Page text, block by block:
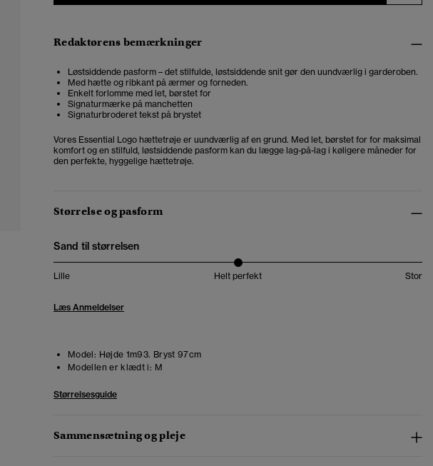
Redaktørens bemærkninger
Løstsiddende pasform – det stilfulde, løstsiddende snit gør den uundværlig i garderoben.
Med hætte og ribkant på ærmer og forneden.
Enkelt forlomme med let, børstet for
Signaturmærke på manchetten
Signaturbroderet tekst på brystet
Vores Essential Logo hættetrøje er uundværlig af en grund. Med let, børstet for for maksimal
komfort og en stilfuld, løstsiddende pasform kan du lægge lag-på-lag i køligere måneder for
den perfekte, hyggelige hættetrøje.
Størrelse og pasform
Sand til størrelsen
Lille Helt perfekt Stor
Læs Anmeldelser
Model: Højde 1m93. Bryst 97cm
Modellen er klædt i: M
Størrelsesguide
Sammensætning og pleje